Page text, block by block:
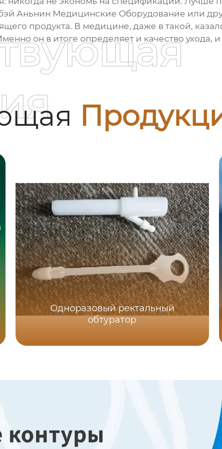
Аньнин Медицинские Оборудование или
продукта. В медицине, даже в такой,
он в итоге определяет и качество ухода,
Одноразовый ректальный
обтуратор